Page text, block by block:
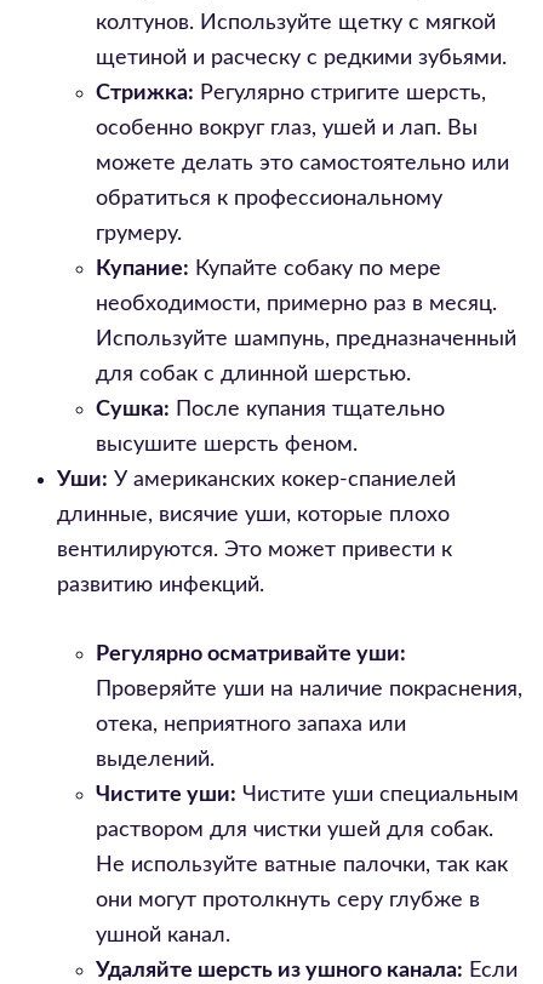
колтунов. Используйте щетку с мягкой
щетиной и расческу с редкими зубьями.
Стрижка: Регулярно стригите шерсть,
особенно вокруг глаз, ушей и лап. Вы
можете делать это самостоятельно или
обратиться к профессиональному
грумеру.
Купание: Купайте собаку по мере
необходимости, примерно раз в месяц.
Используйте шампунь, предназначенный
для собак с длинной шерстью.
Сушка: После купания тщательно
высушите шерсть феном.
Уши: У американских кокер-спаниелей
длинные, висячие уши, которые плохо
вентилируются. Это может привести к
развитию инфекций.
Регулярно осматривайте уши:
Проверяйте уши на наличие покраснения,
отека, неприятного запаха или
выделений.
Чистите уши: Чистите уши специальным
раствором для чистки ушей для собак.
Не используйте ватные палочки, так как
они могут протолкнуть серу глубже в
ушной канал.
Удаляйте шерсть из ушного канала: Если